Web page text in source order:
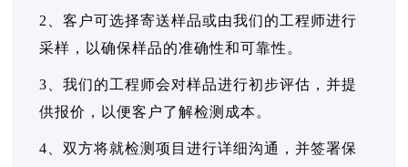
2、客户可选择寄送样品或由我们的工程师进行
采样，以确保样品的准确性和可靠性。
3、我们的工程师会对样品进行初步评估，并提
供报价，以便客户了解检测成本。
4、双方将就检测项目进行详细沟通，并签署保